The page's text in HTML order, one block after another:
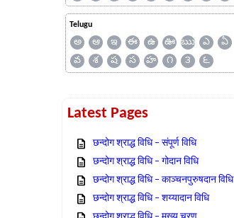
Telugu
అ ఆ ఇ ఈ ఉ ఊ ఋ ఎ ఏ
వ
శ ష స హ ౧ ౩ ౬
Latest Pages
छन्दोग श्राद्ध विधि – संपूर्ण विधि
छन्दोग श्राद्ध विधि – गोदान विधि
छन्दोग श्राद्ध विधि – काञ्चनपुरुषदान विधि
छन्दोग श्राद्ध विधि – शय्यादान विधि